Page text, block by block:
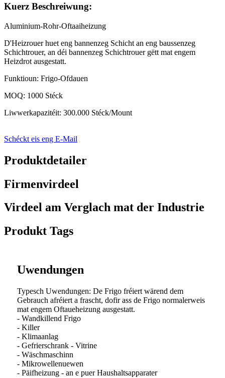
Kuerz Beschreiwung:
Aluminium-Rohr-Oftaaiheizung
D'Heizrouer huet eng bannenzeg Schicht an eng baussenzeg
Schichtrouer, an déi bannenzeg Schichtrouer gëtt mat engem
Heizdrot ausgestatt.
Funktioun: Frigo-Ofdauen
MOQ: 1000 Stéck
Liwwerkapazitéit: 300.000 Stéck/Mount
Schéckt eis eng E-Mail
Produktdetailer
Firmenvirdeel
Virdeel am Verglach mat der Industrie
Produkt Tags
Uwendungen
Typesch Uwendungen: De Frigo fréiert wärend dem
Gebrauch afréiert a frascht, dofir ass de Frigo normalerweis
mat engem Oftaueheizung ausgestatt.
- Wandkillend Frigo
- Killer
- Klimaanlag
- Gefrierschrank - Vitrine
- Wäschmaschinn
- Mikrowellenuewen
- Päifheizung - an e puer Haushaltsapparater